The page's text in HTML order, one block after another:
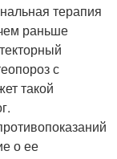
терапия
раньше
с
такой
о ее